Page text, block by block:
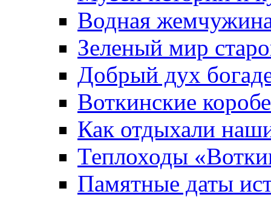
Водная
Зеленый мир
Добрый дух
Воткинские
Как отдыхали
Теплоходы
Памятные даты